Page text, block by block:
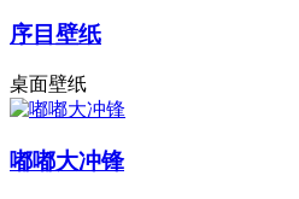
序目壁纸
桌面壁纸
嘟嘟大冲锋